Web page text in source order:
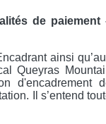
de paiement
ainsi
Queyras
d'encadrement
Il s’entend